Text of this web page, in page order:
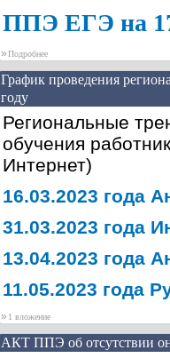
ППЭ ЕГЭ на
»Подробнее
График проведения
году
Региональные
обучения
Интернет)
16.03.2023 года
31.03.2023 года
13.04.2023 года
11.05.2023 года
»1 вложение
АКТ ППЭ об отсутствии